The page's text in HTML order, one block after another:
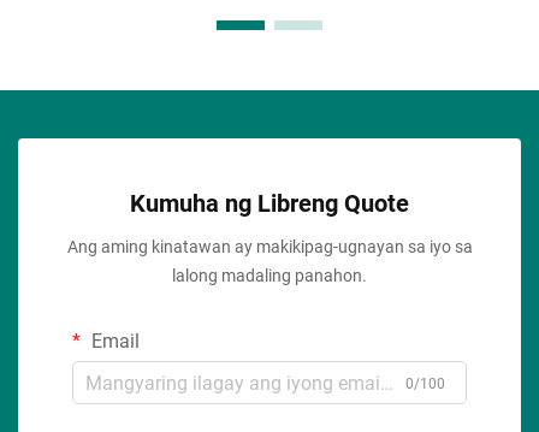
Kumuha ng Libreng Quote
Ang aming kinatawan ay makikipag-ugnayan sa iyo sa
lalong madaling panahon.
Email
0/100